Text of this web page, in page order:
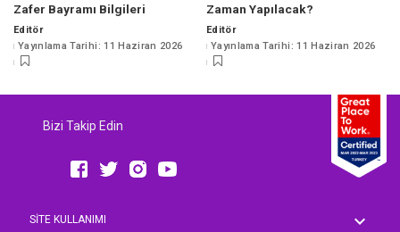
Zafer Bayramı Bilgileri
Posted
by
Editör
Yayınlama Tarihi: 11 Haziran 2026
Zaman Yapılacak?
Posted
by
Editör
Yayınlama Tarihi: 11 Haziran 2026
Bizi Takip Edin
SİTE KULLANIMI